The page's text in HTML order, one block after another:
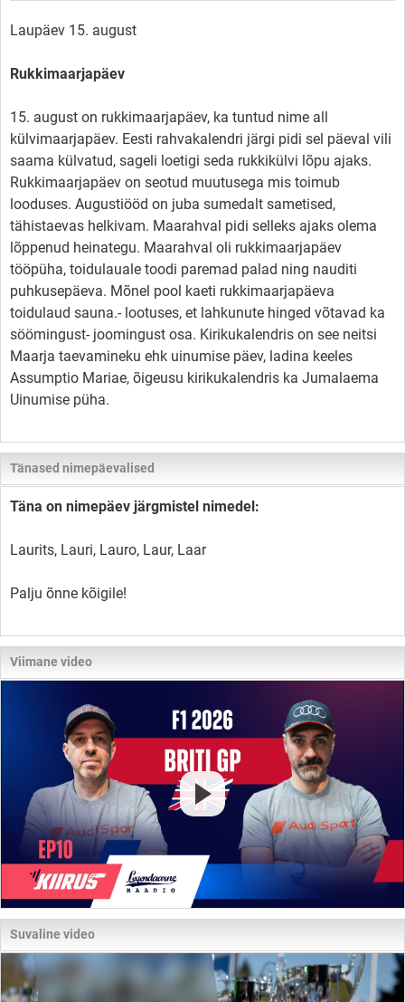
Laupäev 15. august
Rukkimaarjapäev
15. august on rukkimaarjapäev, ka tuntud nime all
külvimaarjapäev. Eesti rahvakalendri järgi pidi sel päeval vili
saama külvatud, sageli loetigi seda rukkikülvi lõpu ajaks.
Rukkimaarjapäev on seotud muutusega mis toimub
looduses. Augustiööd on juba sumedalt sametised,
tähistaevas helkivam. Maarahval pidi selleks ajaks olema
lõppenud heinategu. Maarahval oli rukkimaarjapäev
tööpüha, toidulauale toodi paremad palad ning nauditi
puhkusepäeva. Mõnel pool kaeti rukkimaarjapäeva
toidulaud sauna.- lootuses, et lahkunute hinged võtavad ka
söömingust- joomingust osa. Kirikukalendris on see neitsi
Maarja taevamineku ehk uinumise päev, ladina keeles
Assumptio Mariae, õigeusu kirikukalendris ka Jumalaema
Uinumise püha.
Tänased nimepäevalised
Täna on nimepäev järgmistel nimedel:
Laurits, Lauri, Lauro, Laur, Laar
Palju õnne kõigile!
Viimane video
Suvaline video